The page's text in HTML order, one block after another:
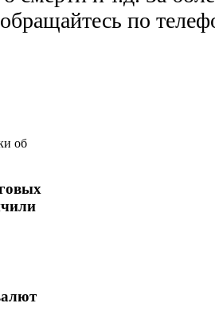
по
об